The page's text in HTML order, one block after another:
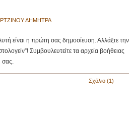
ΔΗΜΗΤΡΑ
είναι η πρώτη σας δημοσίευση. Αλλάξτε την
Συμβουλευτείτε τα αρχεία βοήθειας
σας.
Σχόλιο (1)